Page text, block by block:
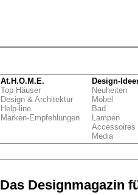
At.H.O.M.E.
Top Häuser
Design & Architektur
Help-line
Marken-Empfehlungen
Design-
Neuheiten
Möbel
Bad
Lampen
Accessoires
Media
Das Designmagazin